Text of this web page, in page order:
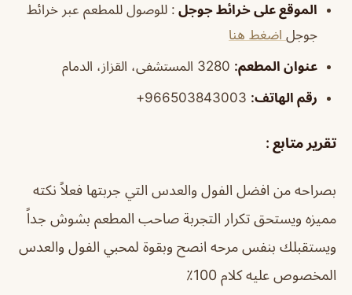
الموقع على خرائط جوجل : للوصول للمطعم عبر خرائط
جوجل اضغط هنا
عنوان المطعم:
رقم الهاتف:
تقرير متابع :
بصراحه من افضل الفول والعدس التي جربتها فعلاً نكته
مميزه ويستحق تكرار التجربة صاحب المطعم بشوش جداً
ويستقبلك بنفس مرحه انصح وبقوة لمحبي الفول والعدس
المخصوص عليه كلام 100٪